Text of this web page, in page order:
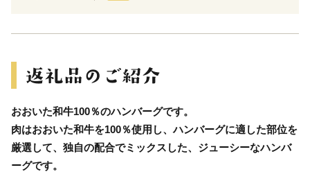
おおいた和牛100％のハンバーグです。
肉はおおいた和牛を100％使用し、ハンバーグに適した部位を
厳選して、独自の配合でミックスした、ジューシーなハンバ
ーグです。